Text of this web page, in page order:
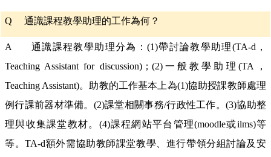
Q 通識課程教學助理的工作為何？
A 通識課程教學助理分為：(1)帶討論教學助理(TA-d，
Teaching Assistant for discussion)；(2)一般教學助理(TA，
Teaching Assistant)。助教的工作基本上為(1)協助授課教師處理
例行課前器材準備。(2)課堂相關事務/行政性工作。(3)協助整
理與收集課堂教材。(4)課程網站平台管理(moodle或ilms)等
等。TA-d額外需協助教師課堂教學、進行帶領分組討論及安